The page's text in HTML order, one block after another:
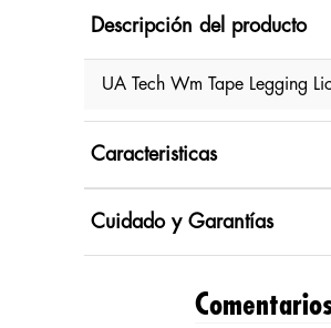
Descripción del producto
UA Tech Wm Tape Legging
Caracteristicas
Cuidado y Garantías